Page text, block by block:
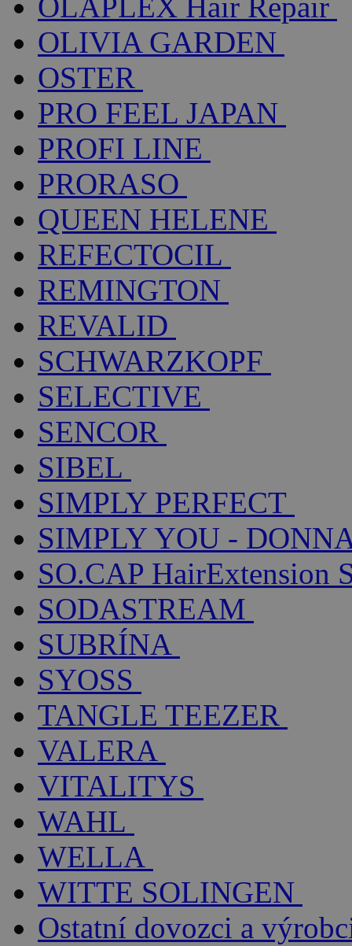
OLIVIA GARDEN
OSTER
PRO FEEL JAPAN
PROFI LINE
PRORASO
QUEEN HELENE
REFECTOCIL
REMINGTON
REVALID
SCHWARZKOPF
SELECTIVE
SENCOR
SIBEL
SIMPLY PERFECT
SIMPLY YOU -
SO.CAP HairExtension
SODASTREAM
SUBRÍNA
SYOSS
TANGLE TEEZER
VALERA
VITALITYS
WAHL
WELLA
WITTE SOLINGEN
Ostatní dovozci a